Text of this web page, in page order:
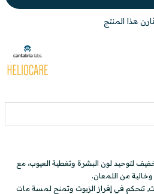
هذا المنتج
لتوحيد لون البشرة وتغطية العيوب، مع
من اللمعان.
تتحكم في إفراز الزيوت وتمنح لمسة مات